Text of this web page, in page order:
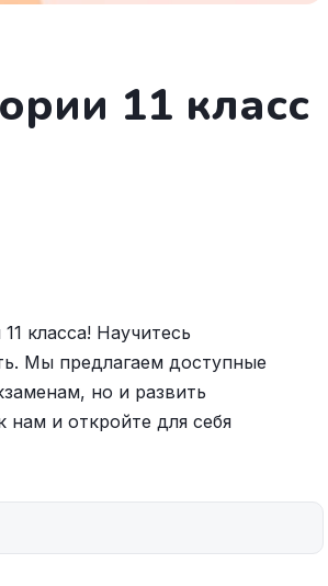
11 класс
класса! Научитесь
Мы предлагаем доступные
но и развить
и откройте для себя